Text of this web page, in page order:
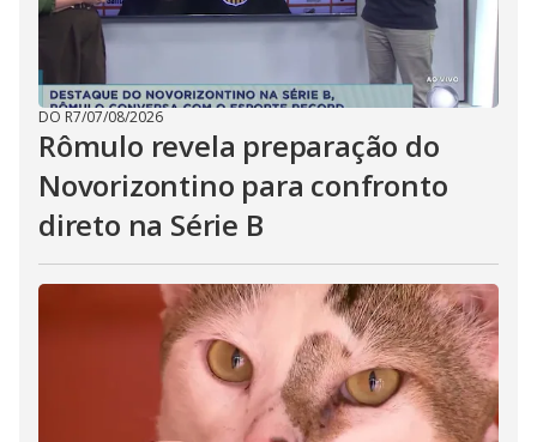
DO R7/07/08/2026
Rômulo revela preparação do
Novorizontino para confronto
direto na Série B